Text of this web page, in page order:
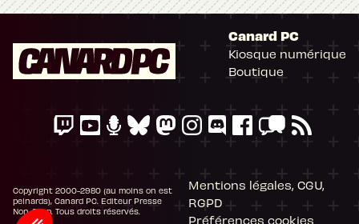
Canard PC
Kiosque numérique
Boutique
Copyright 2000-2980 (au moins on est
peinards), Canard PC. Editeur Presse
Non-Stop. Tous droits réservés.
Mentions légales, CGU,
RGPD
Préférences cookies